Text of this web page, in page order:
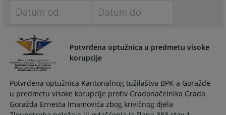
forward
interact
with
the
calendar
and
to
interact
the
calendar
and
Potvrđena optužnica u predmetu visoke
korupcije
Potvrđena optužnica Kantonalnog tužilaštva BPK-a Goražde
u predmetu visoke korupcije protiv Gradonačelnika Grada
Goražda Ernesta Imamovića zbog krivičnog djela